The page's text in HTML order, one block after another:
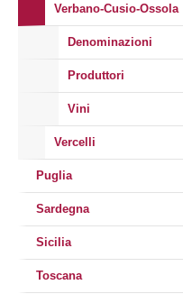
Verbano-Cusio-Ossola
Denominazioni
Produttori
Vini
Vercelli
Puglia
Sardegna
Sicilia
Toscana